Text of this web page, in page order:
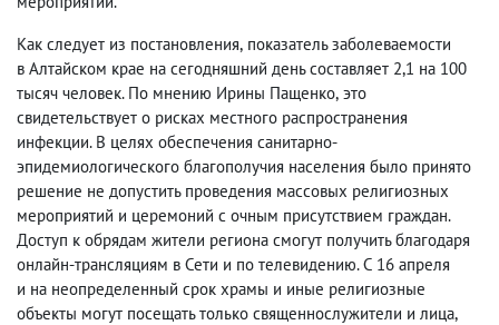
Как следует из постановления, показатель заболеваемости
в Алтайском крае на сегодняшний день составляет 2,1 на 100
тысяч человек. По мнению Ирины Пащенко, это
свидетельствует о рисках местного распространения
инфекции. В целях обеспечения санитарно-
эпидемиологического благополучия населения было принято
решение не допустить проведения массовых религиозных
мероприятий и церемоний с очным присутствием граждан.
Доступ к обрядам жители региона смогут получить благодаря
онлайн-трансляциям в Сети и по телевидению. С 16 апреля
и на неопределенный срок храмы и иные религиозные
объекты могут посещать только священнослужители и лица,